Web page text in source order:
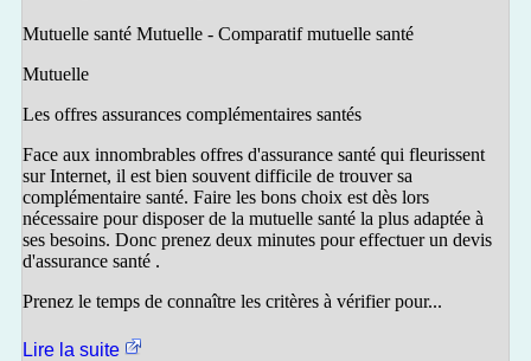
Mutuelle santé Mutuelle - Comparatif mutuelle santé
Mutuelle
Les offres assurances complémentaires santés
Face aux innombrables offres d'assurance santé qui fleurissent
sur Internet, il est bien souvent difficile de trouver sa
complémentaire santé. Faire les bons choix est dès lors
nécessaire pour disposer de la mutuelle santé la plus adaptée à
ses besoins. Donc prenez deux minutes pour effectuer un devis
d'assurance santé .
Prenez le temps de connaître les critères à vérifier pour...
Lire la suite